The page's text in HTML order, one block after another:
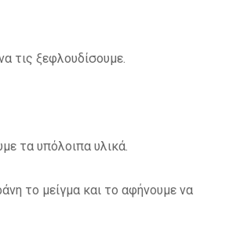
τις ξεφλουδίσουμε.
τα υπόλοιπα υλικά.
το μείγμα και το αφήνουμε να